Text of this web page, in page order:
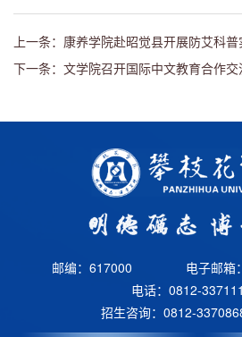
上一条：康养学院赴昭觉县开展防艾科
下一条：文学院召开国际中文教育合作
邮编：617000
电子邮箱
电话：0812-
招生咨询：0812-